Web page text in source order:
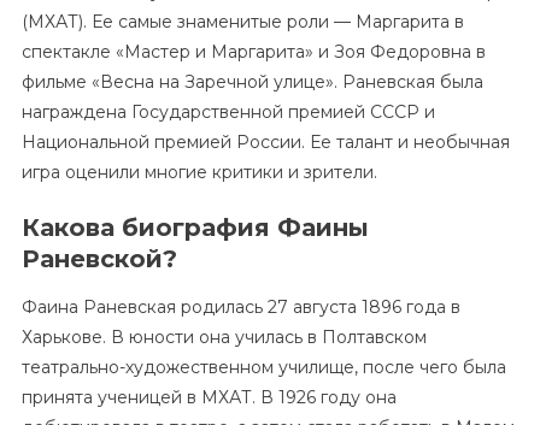
(МХАТ). Ее самые знаменитые роли — Маргарита в
спектакле «Мастер и Маргарита» и Зоя Федоровна в
фильме «Весна на Заречной улице». Раневская была
награждена Государственной премией СССР и
Национальной премией России. Ее талант и необычная
игра оценили многие критики и зрители.
Какова биография Фаины
Раневской?
Фаина Раневская родилась 27 августа 1896 года в
Харькове. В юности она училась в Полтавском
театрально-художественном училище, после чего была
принята ученицей в МХАТ. В 1926 году она